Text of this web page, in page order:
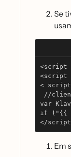
Se
<script
<script
<
//
var
if ("{{
</
Em